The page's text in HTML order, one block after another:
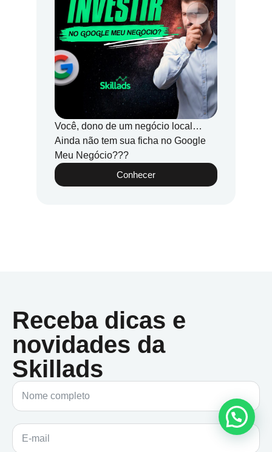
Você, dono de um negócio local…
Ainda não tem sua ficha no Google
Meu Negócio???
Conhecer
Receba dicas e
novidades da
Skillads